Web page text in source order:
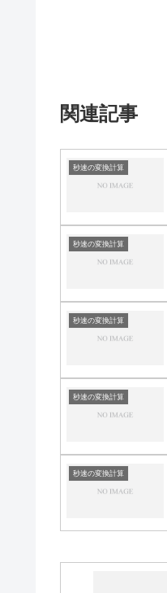
関連記事
秒速の変換計算
秒速の変換計算
秒速の変換計算
秒速の変換計算
秒速の変換計算